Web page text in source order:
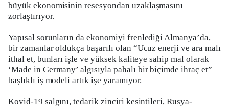
büyük ekonomisinin resesyondan uzaklaşmasını
zorlaştırıyor.
Yapısal sorunların da ekonomiyi frenlediği Almanya’da,
bir zamanlar oldukça başarılı olan “Ucuz enerji ve ara malı
ithal et, bunları işle ve yüksek kaliteye sahip mal olarak
‘Made in Germany’ algısıyla pahalı bir biçimde ihraç et”
başlıklı iş modeli artık işe yaramıyor.
Kovid-19 salgını, tedarik zinciri kesintileri, Rusya-